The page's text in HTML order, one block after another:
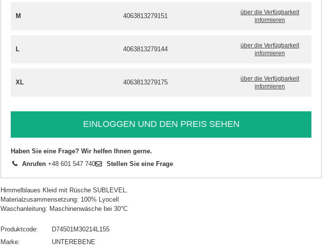
M 4063813279151
über die Verfügbarkeit
informieren
L 4063813279144
über die Verfügbarkeit
informieren
XL 4063813279175
über die Verfügbarkeit
informieren
EINLOGGEN UND DEN PREIS SEHEN
Haben Sie eine Frage? Wir helfen Ihnen gerne.
Anrufen +48 601 547 740 Stellen Sie eine Frage
Himmelblaues Kleid mit Rüsche SUBLEVEL.
Materialzusammensetzung: 100% Lyocell
Waschanleitung: Maschinenwäsche bei 30°C
Produktcode
D74501M30214L155
Marke
UNTEREBENE